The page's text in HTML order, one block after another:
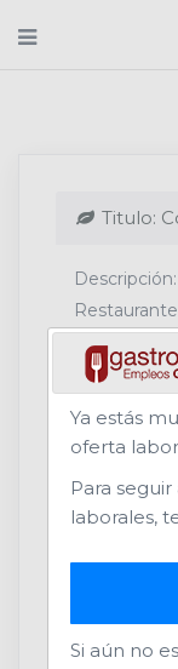
Titulo:
apasiona
para
Full-time
terciarios
Dominio
de platos
normas de
Ya estás
oferta
Para
laborales,
Si aún no